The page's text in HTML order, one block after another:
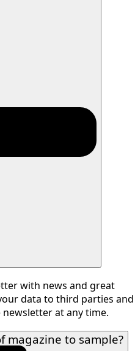
with news and great
data to third parties and
at any time.
magazine to sample?